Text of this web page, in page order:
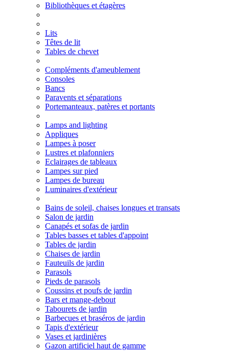
Bibliothèques et étagères
Lits
Têtes de lit
Tables de chevet
Compléments d'ameublement
Consoles
Bancs
Paravents et séparations
Portemanteaux, patères et portants
Lamps and lighting
Appliques
Lampes à poser
Lustres et plafonniers
Eclairages de tableaux
Lampes sur pied
Lampes de bureau
Luminaires d'extérieur
Bains de soleil, chaises longues et transats
Salon de jardin
Canapés et sofas de jardin
Tables basses et tables d'appoint
Tables de jardin
Chaises de jardin
Fauteuils de jardin
Parasols
Pieds de parasols
Coussins et poufs de jardin
Bars et mange-debout
Tabourets de jardin
Barbecues et braséros de jardin
Tapis d'extérieur
Vases et jardinières
Gazon artificiel haut de gamme